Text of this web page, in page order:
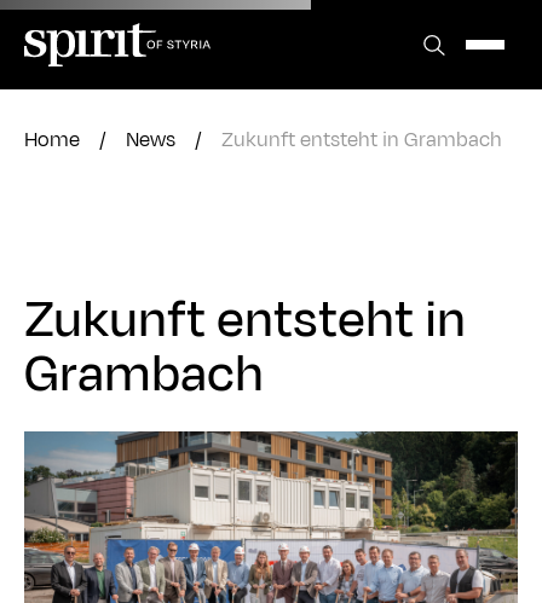
Zum
Inhalt
springen
Home
/ News / Zukunft entsteht in Grambach
Zukunft entsteht in
Grambach